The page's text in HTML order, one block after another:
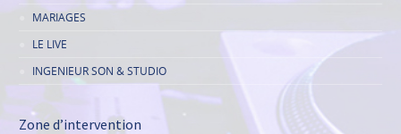
MARIAGES
LE LIVE
INGENIEUR SON & STUDIO
Zone d’intervention